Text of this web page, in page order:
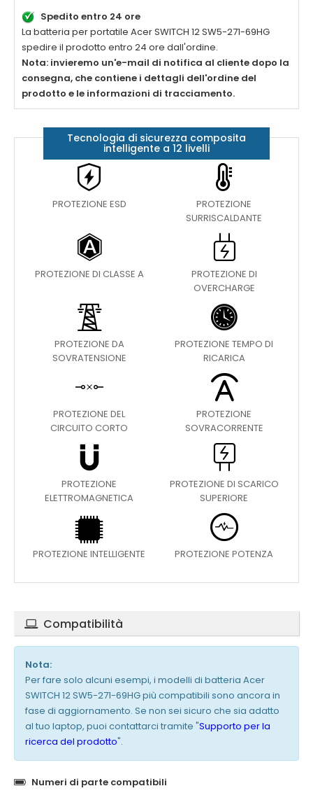
Spedito entro 24 ore
La batteria per portatile Acer SWITCH 12 SW5-271-69HG
spedire il prodotto entro 24 ore dall'ordine.
Nota: invieremo un'e-mail di notifica al cliente dopo la
consegna, che contiene i dettagli dell'ordine del
prodotto e le informazioni di tracciamento.
Tecnologia di sicurezza composita
intelligente a 12 livelli
PROTEZIONE ESD
PROTEZIONE
SURRISCALDANTE
PROTEZIONE DI CLASSE A
PROTEZIONE DI
OVERCHARGE
PROTEZIONE DA
SOVRATENSIONE
PROTEZIONE TEMPO DI
RICARICA
PROTEZIONE DEL
CIRCUITO CORTO
PROTEZIONE
SOVRACORRENTE
PROTEZIONE
ELETTROMAGNETICA
PROTEZIONE DI SCARICO
SUPERIORE
PROTEZIONE INTELLIGENTE PROTEZIONE POTENZA
Compatibilità
Nota:
Per fare solo alcuni esempi, i modelli di batteria Acer
SWITCH 12 SW5-271-69HG più compatibili sono ancora in
fase di aggiornamento. Se non sei sicuro che sia adatto
al tuo laptop, puoi contattarci tramite "Supporto per la
ricerca del prodotto".
Numeri di parte compatibili